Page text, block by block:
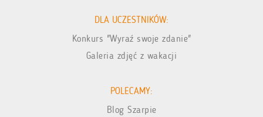
DLA UCZESTNIKÓW:
Konkurs "Wyraź swoje zdanie"
Galeria zdjęć z wakacji
POLECAMY:
Blog Szarpie